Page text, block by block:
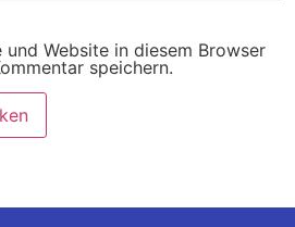
und Website in diesem Browser
speichern.